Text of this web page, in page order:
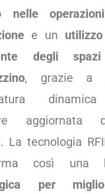
nelle
e un
degli
, grazie a
aggiornata
La tecnologia
così una
per